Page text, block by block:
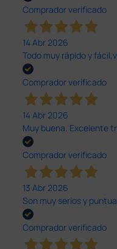
Comprador verificado
14 Abr 2026
Todo muy rápido y
Comprador verificado
14 Abr 2026
Muy buena. Excelente
Comprador verificado
13 Abr 2026
Son muy serios y
Comprador verificado